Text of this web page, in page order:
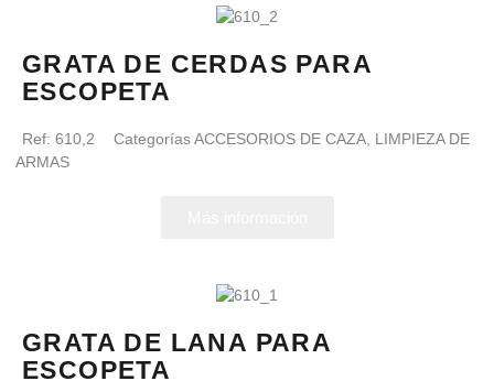
GRATA DE CERDAS PARA
ESCOPETA
Ref: 610,2 CategoríasACCESORIOS DE CAZA LIMPIEZA DE
ARMAS
GRATA DE LANA PARA
ESCOPETA